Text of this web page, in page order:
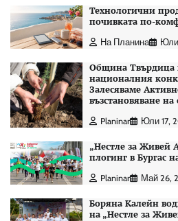
Технологични
почивката по-
На Планина Юли
Община Твърдица
националния
Залесяваме
възстановяване
Planinar Юли 17,
„Нестле за Живей
плогинг в Бургас
Planinar Май 26,
Боряна Калейн
на „Нестле за